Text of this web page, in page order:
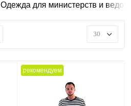
Одежда для министерств и
30
рекомендуем